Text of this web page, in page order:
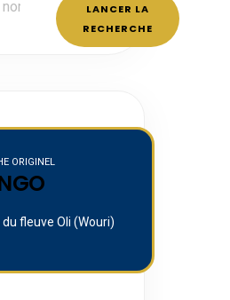
LANCER LA
RECHERCHE
ORIGINEL
fleuve Oli (Wouri)